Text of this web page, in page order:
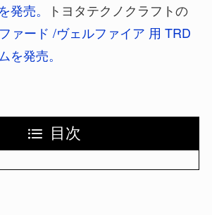
発売。
トヨタテクノクラフトの
ァード /ヴェルファイア 用 TRD
を発売。
目次